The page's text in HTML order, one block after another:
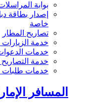
بوابة
إصدار بطاقة
خاصة
تصاريح المطار
خدمة الزيارات
خدمات
خدمة التصاريح
خدمات طلبات
المسافر